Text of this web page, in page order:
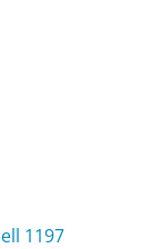
1197